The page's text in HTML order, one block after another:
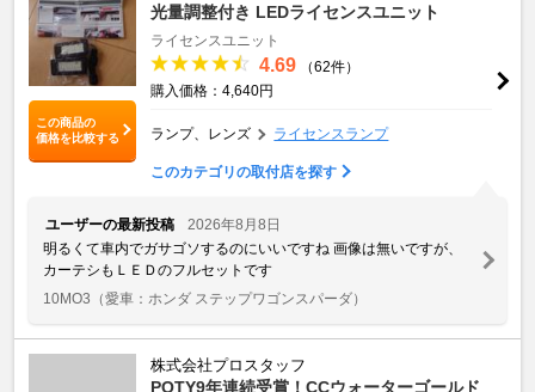
この商品の
価格を比較する
光量調整付き LEDライセンスユニット
ライセンスユニット
4.69
（62件）
購入価格：4,640円
ランプ、レンズ ライセンスランプ
このカテゴリの取付店を探す
ユーザーの最新投稿
2026年8月8日
明るくて車内でガサゴソするのにいいですね 画像は無いですが、
カーテシもＬＥＤのフルセットです
10MO3 （愛車：ホンダ ステップワゴンスパーダ）
株式会社プロスタッフ
POTY9年連続受賞！CCウォーターゴールド